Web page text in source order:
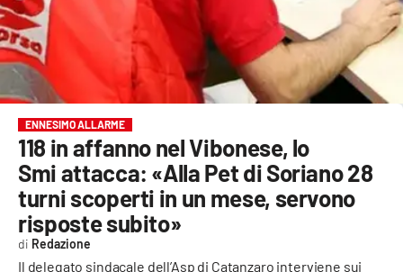
SPORT
Streaming
LAC TV
LAC NETWORK
LAC ONAIR
LaC
Network
ENNESIMO ALLARME
118 in affanno nel Vibonese, lo
Smi attacca: «Alla Pet di Soriano 28
turni scoperti in un mese, servono
risposte subito»
Il delegato sindacale dell’Asp di Catanzaro interviene sui
Redazione